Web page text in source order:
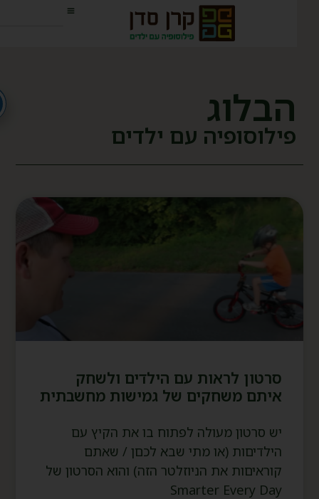
הבלוג
פילוסופיה עם ילדים
סרטון לראות עם הילדים ולשחק
איתם משחקים של גמישות מחשבתית
יש סרטון מעולה לפתוח בו את הקיץ עם
הילדיםות (או מתי שבא לכםן / שאתם
קוראיםות את הניוזלטר הזה) והוא הסרטון של
Smarter Every Day